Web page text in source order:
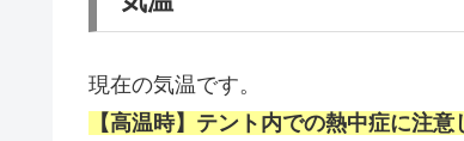
現在の気温です。
【高温時】テント内での熱中症に注